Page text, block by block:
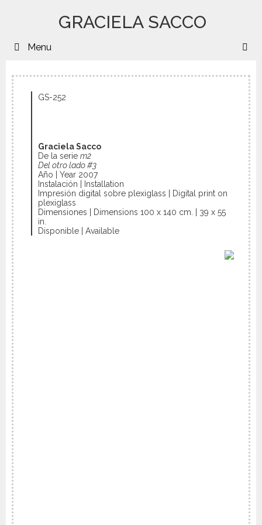
GRACIELA SACCO
Menu
GS-252
Graciela Sacco
De la serie m2
Del otro lado #3
Año | Year 2007
Instalación | Installation
Impresión digital sobre plexiglass | Digital print on
plexiglass
Dimensiones | Dimensions 100 x 140 cm. | 39 x 55
in.
Disponible | Available